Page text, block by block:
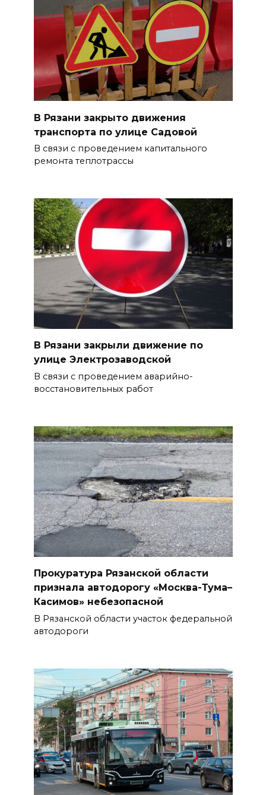
В Рязани закрыто движения
транспорта по улице Садовой
В связи с проведением капитального
ремонта теплотрассы
В Рязани закрыли движение по
улице Электрозаводской
В связи с проведением аварийно-
восстановительных работ
Прокуратура Рязанской области
признала автодорогу «Москва-Тума–
Касимов» небезопасной
В Рязанской области участок федеральной
автодороги